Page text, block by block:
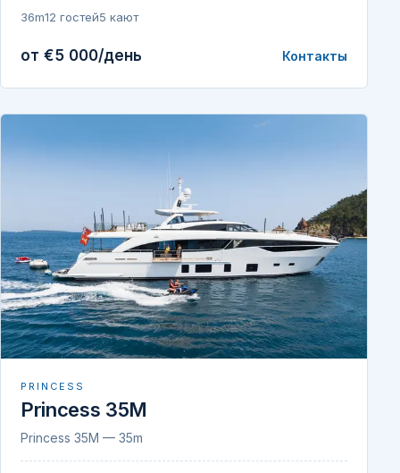
36m12 гостей5 кают
от €5 000/день Контакты
PRINCESS
Princess 35M
Princess 35M — 35m